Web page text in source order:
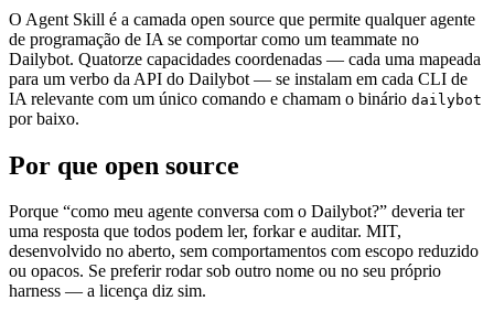
O Agent Skill é a camada open source que permite qualquer agente
de programação de IA se comportar como um teammate no
Dailybot. Quatorze capacidades coordenadas — cada uma mapeada
para um verbo da API do Dailybot — se instalam em cada CLI de
IA relevante com um único comando e chamam o binário dailybot
por baixo.
Por que open source
Porque “como meu agente conversa com o Dailybot?” deveria ter
uma resposta que todos podem ler, forkar e auditar. MIT,
desenvolvido no aberto, sem comportamentos com escopo reduzido
ou opacos. Se preferir rodar sob outro nome ou no seu próprio
harness — a licença diz sim.